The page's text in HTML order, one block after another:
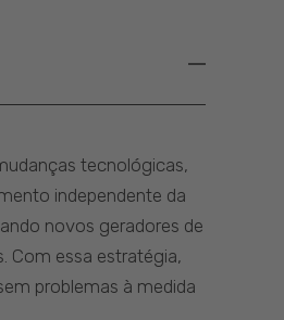
tecnológicas,
independente da
novos geradores de
Com essa estratégia,
problemas à medida